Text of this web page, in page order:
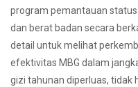
program pemantauan
dan berat badan secara
detail untuk melihat
efektivitas MBG dalam
gizi tahunan diperluas, tidak